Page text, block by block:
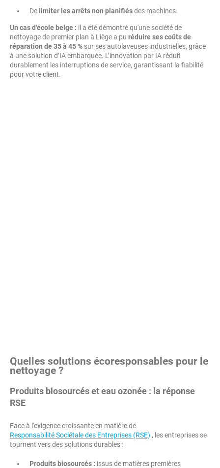
De limiter les arrêts non planifiésdes machines.
Un cas d'école belge : il a été démontré qu'une société de
nettoyage de premier plan à Liège a pu réduire ses coûts de
réparation de 35 à 45 % sur ses autolaveuses industrielles, grâce
à une solution d’IA embarquée. L’innovation par IA réduit
durablement les interruptions de service, garantissant la fiabilité
pour votre client.
Quelles solutions écoresponsables pour le
nettoyage ?
Produits biosourcés et eau ozonée : la réponse
RSE
Face à l'exigence croissante en matière de
Responsabilité Sociétale des Entreprises (RSE) , les entreprises se
tournent vers des solutions durables :
Produits biosourcés : issus de matières premières